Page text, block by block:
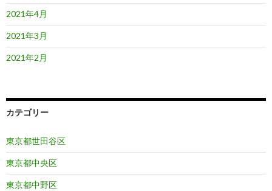
2021年4月
2021年3月
2021年2月
カテゴリー
東京都世田谷区
東京都中央区
東京都中野区